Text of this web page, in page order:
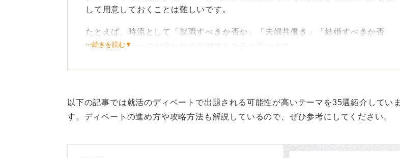
して用意しておくことは難しいです。
たとえば、時流として「就職すべきか否か」「夫婦共働き」「結婚すべきか否
か」というテーマが扱われる可能性もあると思います。
ディベートはこうした議題に対して、いかに論理的に考えて、相手を説得できる
日頃からニュースに疑問を持って考えを巡らせておこう
とです。なぜこうした論理的思考が必要かと言えば、会社でその能力が必要にな
⋯続きを読む▼
以下の記事では就活のディベートで出題される可能性が高いテーマを35選紹介していま
す。ディベートの進め方や攻略方法も解説しているので、ぜひ参考にしてください。